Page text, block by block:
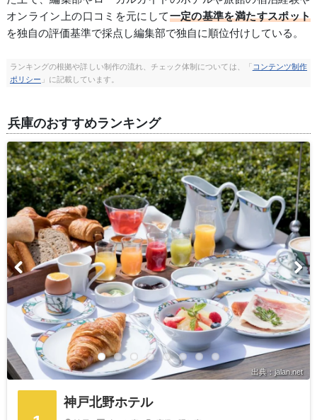
オンライン上の口コミを元にして一定の基準を満たすスポット
を独自の評価基準で採点し編集部で独自に順位付けしている。
ランキングの根拠や詳しい制作の流れ、チェック体制については、「 コンテンツ制作
ポリシー 」に記載しています。
兵庫のおすすめランキング
出典：jalan.net
神戸北野ホテル